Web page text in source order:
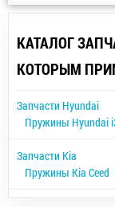
КАТАЛОГ
КОТОРЫМ
Запчасти Hyundai
Пружины Hyundai
Запчасти Kia
Пружины Kia Ceed